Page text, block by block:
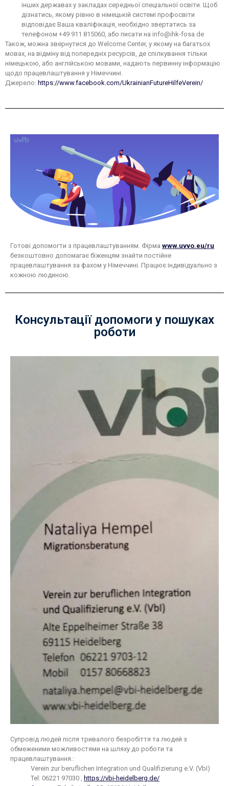
інших державах у закладах середньої спеціальної освіти. Щоб
дізнатись, якому рівню в німецькій системі профосвіти
відповідає Ваша кваліфікація, необхідно звертатись за
телефоном +49 911 815060, або писати на info@ihk-fosa.de
Також, можна звернутися до Welcome Center, у якому на багатьох
мовах, на відміну від попередніх ресурсів, де спілкування тільки
німецькою, або англійською мовами, надають первинну інформацію
щодо працевлаштування у Німеччині.
Джерело: https://www.facebook.com/UkrainianFutureHilfeVerein/
Готові допомогти з працевлаштуванням. Фірма www.uvvo.eu/ru
безкоштовно допомагає біженцям знайти постійне
працевлаштування за фахом у Німеччині. Працює індивідуально з
кожною людиною.
Консультації допомоги у пошуках
роботи
Супровід людей після тривалого безробіття та людей з
обмеженими можливостями на шляху до роботи та
працевлаштування.:
Verein zur beruflichen Integration und Qualifizierung e.V. (VbI)
Tel: 06221 97030 , https://vbi-heidelberg.de/